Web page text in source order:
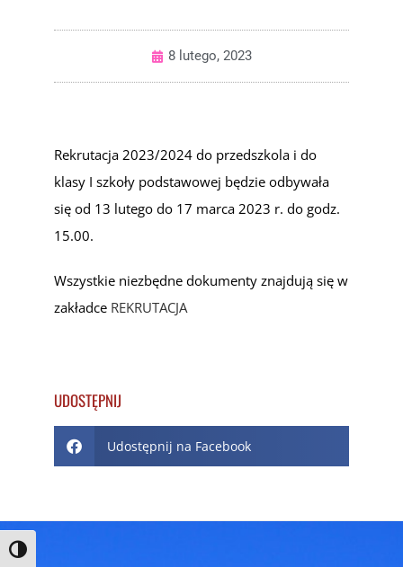
Toggle High Contrast
8 lutego, 2023
Rekrutacja 2023/2024 do przedszkola i do
klasy I szkoły podstawowej będzie odbywała
się od 13 lutego do 17 marca 2023 r. do godz.
15.00.
Wszystkie niezbędne dokumenty znajdują się w
zakładce REKRUTACJA
UDOSTĘPNIJ
Udostępnij na Facebook